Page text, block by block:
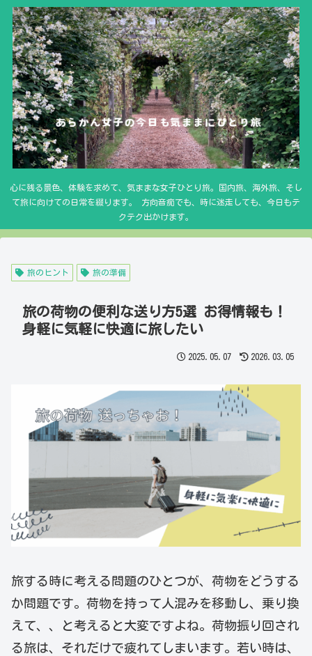
心に残る景色、体験を求めて、気ままな女子ひとり旅。国内旅、海外旅、そし
て旅に向けての日常を綴ります。 方向音痴でも、時に迷走しても、今日もテ
クテク出かけます。
旅のヒント 旅の準備
旅の荷物の便利な送り方5選 お得情報も！
身軽に気軽に快適に旅したい
2025.05.07 2026.03.05
旅する時に考える問題のひとつが、荷物をどうする
か問題です。荷物を持って人混みを移動し、乗り換
えて、、と考えると大変ですよね。荷物振り回され
る旅は、それだけで疲れてしまいます。若い時は、